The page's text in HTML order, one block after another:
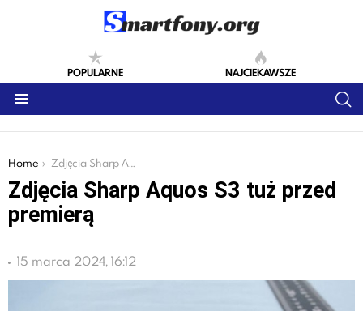
POPULARNE NAJCIEKAWSZE
You are here:
Home Zdjęcia Sharp Aquos S3 tuż przed premierą
Zdjęcia Sharp Aquos S3 tuż przed
premierą
15 marca 2024, 16:12